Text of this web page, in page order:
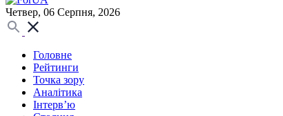
Четвер, 06 Серпня, 2026
Головне
Рейтинги
Точка зору
Аналітика
Інтерв’ю